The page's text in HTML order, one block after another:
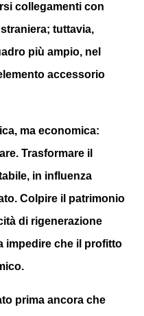
collegamenti con
tuttavia,
più ampio, nel
accessorio
ma economica:
Trasformare il
in influenza
Colpire il patrimonio
di rigenerazione
impedire che il profitto
prima ancora che